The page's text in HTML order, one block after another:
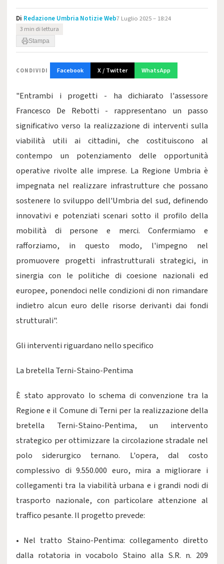
Di Redazione Umbria Notizie Web7 Luglio 2025 – 18:24
3 min di lettura
Stampa
CONDIVIDI Facebook X / Twitter WhatsApp
"Entrambi i progetti - ha dichiarato l'assessore
Francesco De Rebotti - rappresentano un passo
significativo verso la realizzazione di interventi sulla
viabilità utili ai cittadini, che costituiscono al
contempo un potenziamento delle opportunità
operative rivolte alle imprese. La Regione Umbria è
impegnata nel realizzare infrastrutture che possano
sostenere lo sviluppo dell'Umbria del sud, definendo
innovativi e potenziati scenari sotto il profilo della
mobilità di persone e merci. Confermiamo e
rafforziamo, in questo modo, l'impegno nel
promuovere progetti infrastrutturali strategici, in
sinergia con le politiche di coesione nazionali ed
europee, ponendoci nelle condizioni di non rimandare
indietro alcun euro delle risorse derivanti dai fondi
strutturali".
Gli interventi riguardano nello specifico
La bretella Terni-Staino-Pentima
È stato approvato lo schema di convenzione tra la
Regione e il Comune di Terni per la realizzazione della
bretella Terni-Staino-Pentima, un intervento
strategico per ottimizzare la circolazione stradale nel
polo siderurgico ternano. L'opera, dal costo
complessivo di 9.550.000 euro, mira a migliorare i
collegamenti tra la viabilità urbana e i grandi nodi di
trasporto nazionale, con particolare attenzione al
traffico pesante. Il progetto prevede:
• Nel tratto Staino-Pentima: collegamento diretto
dalla rotatoria in vocabolo Staino alla S.R. n. 209